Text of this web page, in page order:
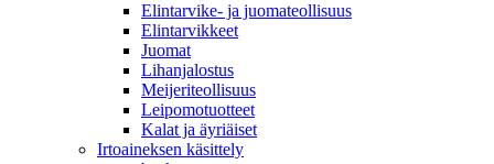
Elintarvike- ja juomateollisuus
Elintarvikkeet
Juomat
Lihanjalostus
Meijeriteollisuus
Leipomotuotteet
Kalat ja äyriäiset
Irtoaineksen käsittely